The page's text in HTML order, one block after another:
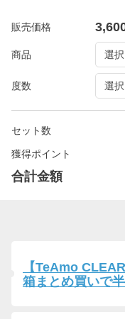
販売価格
商品
度数
セット数
獲得ポイント
合計金額
【TeAmo
箱まとめ買いで